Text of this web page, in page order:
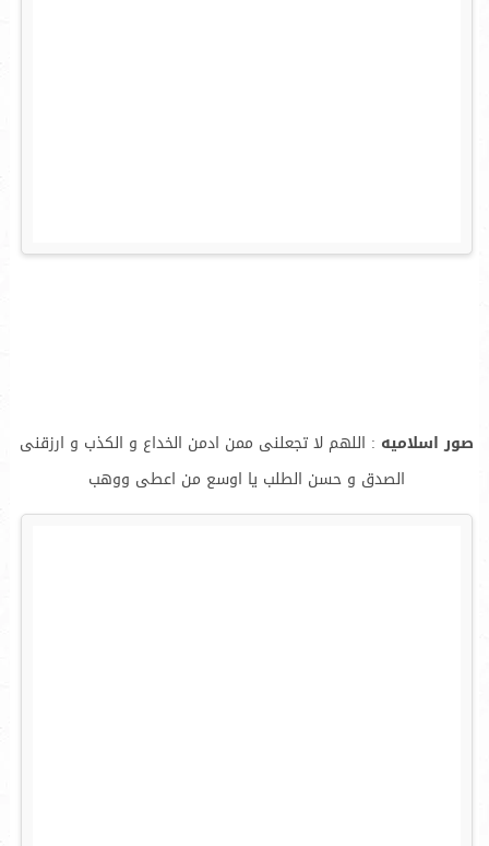
صور اسلاميه : اللهم لا تجعلنى ممن ادمن الخداع و الكذب و ارزقنى
الصدق و حسن الطلب يا اوسع من اعطى ووهب